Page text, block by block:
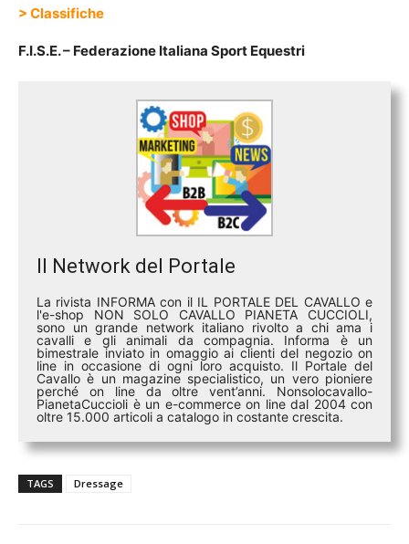
> Classifiche
F.I.S.E. – Federazione Italiana Sport Equestri
Il Network del Portale
La rivista INFORMA con il IL PORTALE DEL CAVALLO e
l'e-shop NON SOLO CAVALLO PIANETA CUCCIOLI,
sono un grande network italiano rivolto a chi ama i
cavalli e gli animali da compagnia. Informa è un
bimestrale inviato in omaggio ai clienti del negozio on
line in occasione di ogni loro acquisto. Il Portale del
Cavallo è un magazine specialistico, un vero pioniere
perché on line da oltre vent’anni. Nonsolocavallo-
PianetaCuccioli è un e-commerce on line dal 2004 con
oltre 15.000 articoli a catalogo in costante crescita.
TAGS Dressage